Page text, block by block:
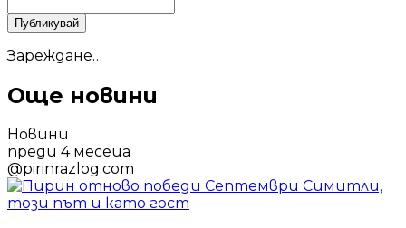
Публикувай
Зареждане…
Още новини
Новини
преди 4 месеца
@pirinrazlog.com